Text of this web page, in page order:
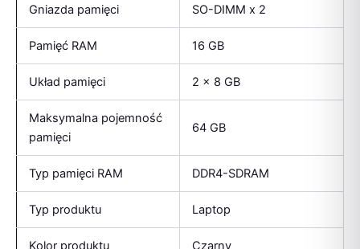
Gniazda pamięci SO-DIMM x 2
Pamięć RAM 16 GB
Układ pamięci 2 x 8 GB
Maksymalna pojemność
pamięci
64 GB
Typ pamięci RAM DDR4-SDRAM
Typ produktu Laptop
Kolor produktu Czarny